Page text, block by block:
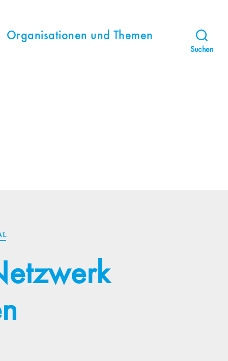
Organisationen und Themen
Suchen